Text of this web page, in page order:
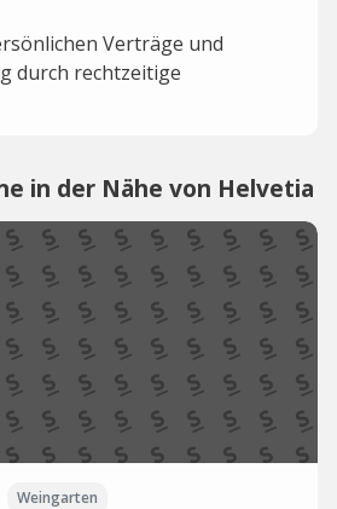
Verträge und
durch rechtzeitige
in der Nähe von Helvetia
Weingarten